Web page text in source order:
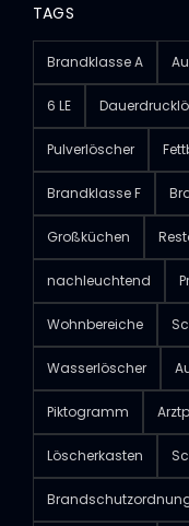
TAGS
Brandklasse A
6 LE
Pulverlöscher
Brandklasse F
Großküchen
nachleuchtend
Wohnbereiche
Wasserlöscher
Piktogramm
Löscherkasten